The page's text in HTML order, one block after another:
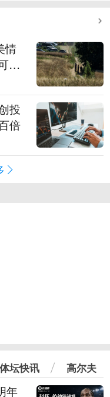
情
能
投
倍
体坛快讯 高尔夫
年